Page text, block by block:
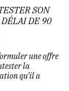
SON
DÉLAI DE 90
une offre
la
qu’il a